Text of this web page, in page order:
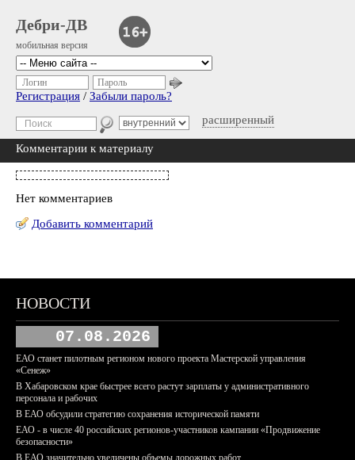
Дебри-ДВ
мобильная версия
расширенный
Логин Пароль
Регистрация / Забыли пароль?
Комментарии к материалу
Нет комментариев
Добавить комментарий
НОВОСТИ
07.08.2026
ЕАО станет пилотным регионом нового проекта Мастерской управления
«Сенеж»
В Хабаровском крае быстрее всего растут зарплаты у административного
персонала и рабочих
В ЕАО обсудили стратегию сохранения исторической памяти
ЕАО - в числе 40 российских регионов-участников кампании «Продвижение
безопасности»
В ЕАО значительно увеличены объемы дорожных работ